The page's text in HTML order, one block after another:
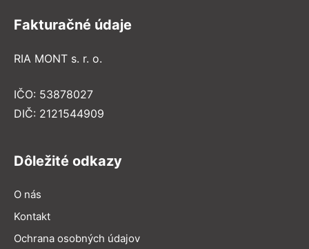
Fakturačné údaje
RIA MONT s. r. o.
IČO: 53878027
DIČ: 2121544909
Dôležité odkazy
O nás
Kontakt
Ochrana osobných údajov